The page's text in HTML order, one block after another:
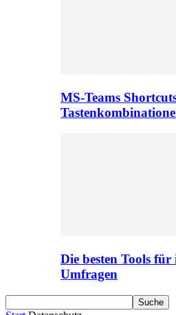
MS-Teams
Die besten Tools
Umfragen